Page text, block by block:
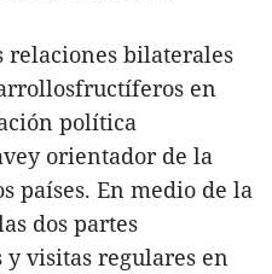
relaciones bilaterales
en
política
orientador de la
países. En medio de la
dos partes
visitas regulares en